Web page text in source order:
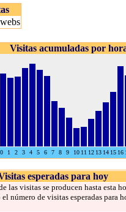
Visitas acumuladas por
0 1 2 3 4 5 6 7 8 9 10 11 12 13 14 15 16
esperadas para hoy
las visitas se producen hasta esta
número de visitas esperadas para